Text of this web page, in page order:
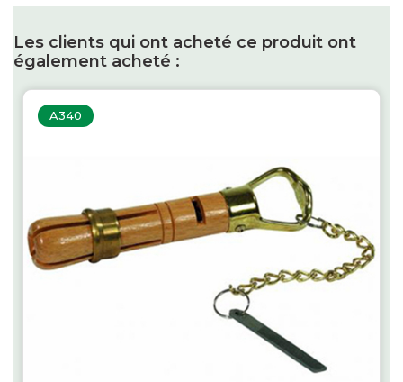
Les clients qui ont acheté ce produit ont
également acheté :
A340